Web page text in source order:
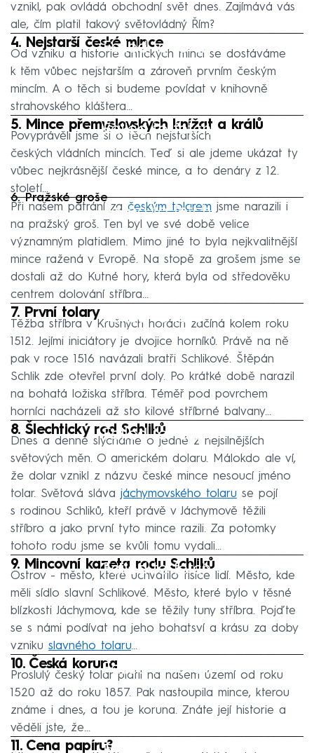
vznikl, pak ovládá obchodní svět dnes. Zajímává vás
ale, čím platil takový světovládný Řím?
Failed to fetch
4. Nejstarší české mince
Od vzniku a historie antických mincí se dostáváme
k těm vůbec nejstarším a zároveň prvním českým
mincím. A o těch si budeme povídat v knihovně
strahovského kláštera...
Failed to fetch
5. Mince přemyslovských knížat a králů
Povyprávěli jsme si o těch nejstarších
českých vládních mincích. Teď si ale jdeme ukázat ty
vůbec nejkrásnější české mince, a to denáry z 12.
století...
Failed to fetch
6. Pražské groše
Při našem pátrání za českým tolarem jsme narazili i
na pražský groš. Ten byl ve své době velice
významným platidlem. Mimo jiné to byla nejkvalitnější
mince ražená v Evropě. Na stopě za grošem jsme se
dostali až do Kutné hory, která byla od středověku
centrem dolování stříbra…
Failed to fetch
7. První tolary
Těžba stříbra v Krušných horách začíná kolem roku
1512. Jejími iniciátory je dvojice horníků. Právě na ně
pak v roce 1516 navázali bratři Schlikové. Štěpán
Schlik zde otevřel první doly. Po krátké době narazil
na bohatá ložiska stříbra. Téměř pod povrchem
horníci nacházeli až sto kilové stříbrné balvany...
Failed to fetch
8. Šlechtický rod Schliků
Dnes a denně slýcháme o jedné z nejsilnějších
světových měn. O americkém dolaru. Málokdo ale ví,
že dolar vznikl z názvu české mince nesoucí jméno
tolar. Světová sláva jáchymovského tolaru se pojí
s rodinou Schliků, kteří právě v Jáchymově těžili
stříbro a jako první tyto mince razili. Za potomky
tohoto rodu jsme se kvůli tomu vydali...
Failed to fetch
9. Mincovní kazeta rodu Schliků
Ostrov - město, které uchvátilo tisíce lidí. Město, kde
měli sídlo slavní Schlikové. Město, které bylo v těsné
blízkosti Jáchymova, kde se těžily tuny stříbra. Pojďte
se s námi podívat na jeho bohatsví a krásu za doby
vzniku slavného tolaru...
Failed to fetch
10. Česká koruna
Proslulý český tolar platil na našem území od roku
1520 až do roku 1857. Pak nastoupila mince, kterou
známe i dnes, a tou je koruna. Znáte její historie a
věděli jste, že...
11. Cena papíru?